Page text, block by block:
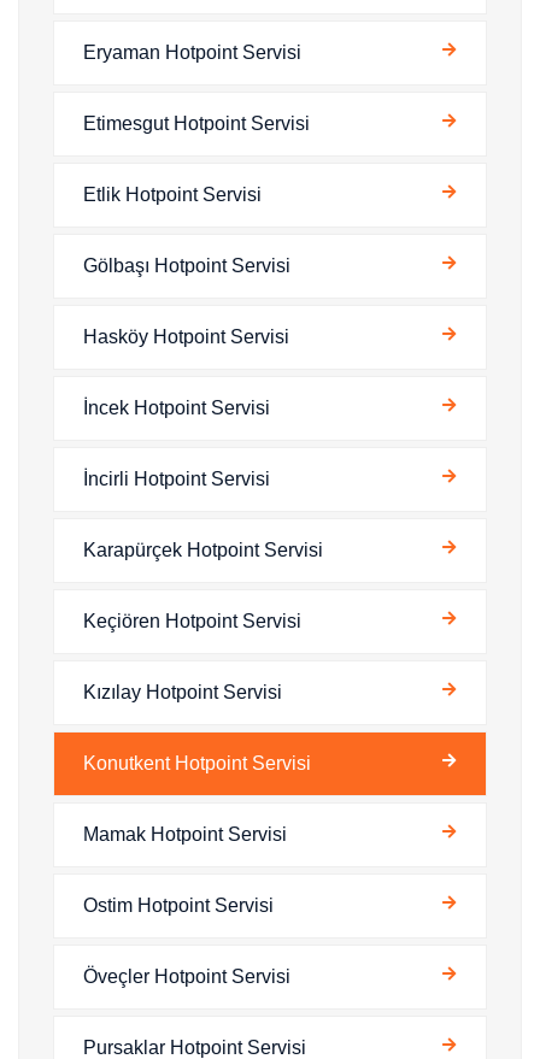
Eryaman Hotpoint Servisi
Etimesgut Hotpoint Servisi
Etlik Hotpoint Servisi
Gölbaşı Hotpoint Servisi
Hasköy Hotpoint Servisi
İncek Hotpoint Servisi
İncirli Hotpoint Servisi
Karapürçek Hotpoint Servisi
Keçiören Hotpoint Servisi
Kızılay Hotpoint Servisi
Konutkent Hotpoint Servisi
Mamak Hotpoint Servisi
Ostim Hotpoint Servisi
Öveçler Hotpoint Servisi
Pursaklar Hotpoint Servisi